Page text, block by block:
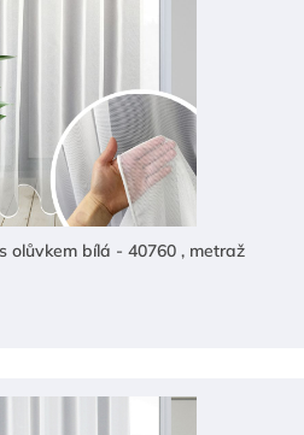
olůvkem bílá - 40760 , metraž